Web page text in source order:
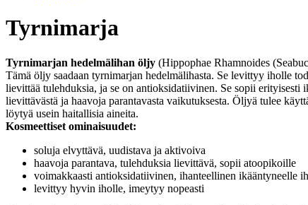
Tyrnimarja
Tyrnimarjan hedelmälihan öljy (Hippophae Rhamnoides
Tämä öljy saadaan tyrnimarjan hedelmälihasta. Se levittyy iholle
lievittää tulehduksia, ja se on antioksidatiivinen. Se sopii
lievittävästä ja haavoja parantavasta vaikutuksesta. Öljyä tulee
löytyä usein haitallisia aineita.
Kosmeettiset ominaisuudet:
soluja elvyttävä, uudistava ja aktivoiva
haavoja parantava, tulehduksia lievittävä, sopii atoopikoille
voimakkaasti antioksidatiivinen, ihanteellinen ikääntyneelle
levittyy hyvin iholle, imeytyy nopeasti